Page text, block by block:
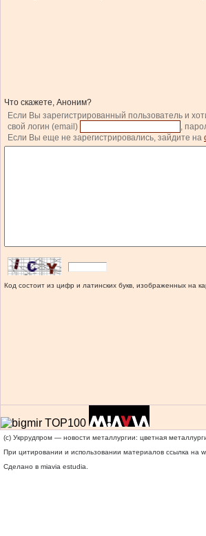
Что скажете, Аноним?
Если Вы зарегистрированный пользователь и
свой логин (email)
,
Если Вы еще не зарегистрировались, зайдите на
Код состоит из цифр и латинских букв, изображенных на
(c) Укррудпром — новости металлургии: цветная
При цитировании и использовании материалов ссылка на
Сделано в miavia estudia.